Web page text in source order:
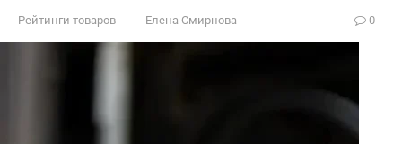
Рейтинги товаров Елена Смирнова 0